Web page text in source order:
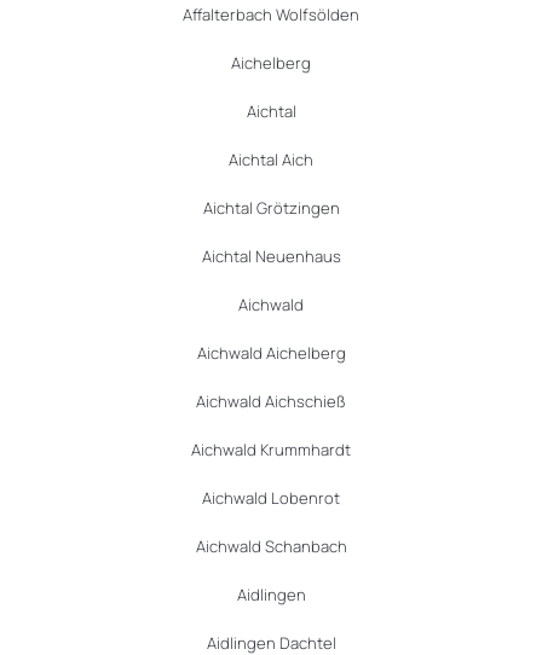
Affalterbach Wolfsölden
Aichelberg
Aichtal
Aichtal Aich
Aichtal Grötzingen
Aichtal Neuenhaus
Aichwald
Aichwald Aichelberg
Aichwald Aichschieß
Aichwald Krummhardt
Aichwald Lobenrot
Aichwald Schanbach
Aidlingen
Aidlingen Dachtel